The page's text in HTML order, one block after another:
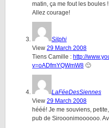
matin, ça me fout les boules !
Allez courage!
Silphi
View 29 March 2008
Tiens Camille : http://
v=oADfmYQWmW8 🙂
LaFéeDesSiennes
View 29 March 2008
hééé! Je me souviens,
pub de Sirooonimoooooo.